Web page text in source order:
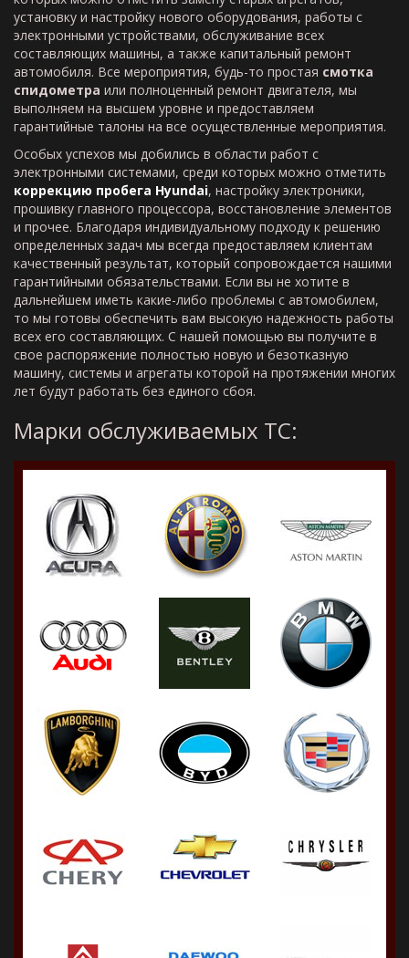
установку и настройку нового оборудования, работы с
электронными устройствами, обслуживание всех
составляющих машины, а также капитальный ремонт
автомобиля. Все мероприятия, будь-то простая смотка
спидометра или полноценный ремонт двигателя, мы
выполняем на высшем уровне и предоставляем
гарантийные талоны на все осуществленные мероприятия.
Особых успехов мы добились в области работ с
электронными системами, среди которых можно отметить
коррекцию пробега Hyundai, настройку электроники,
прошивку главного процессора, восстановление элементов
и прочее. Благодаря индивидуальному подходу к решению
определенных задач мы всегда предоставляем клиентам
качественный результат, который сопровождается нашими
гарантийными обязательствами. Если вы не хотите в
дальнейшем иметь какие-либо проблемы с автомобилем,
то мы готовы обеспечить вам высокую надежность работы
всех его составляющих. С нашей помощью вы получите в
свое распоряжение полностью новую и безотказную
машину, системы и агрегаты которой на протяжении многих
лет будут работать без единого сбоя.
Марки обслуживаемых ТС: